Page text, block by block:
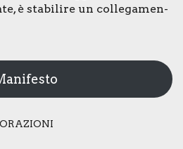
è sta­bi­li­re un col­le­ga­men­